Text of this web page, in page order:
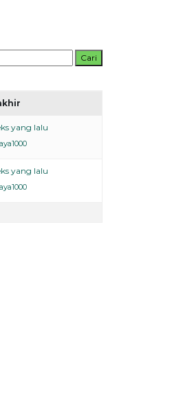
yang lalu
yang lalu